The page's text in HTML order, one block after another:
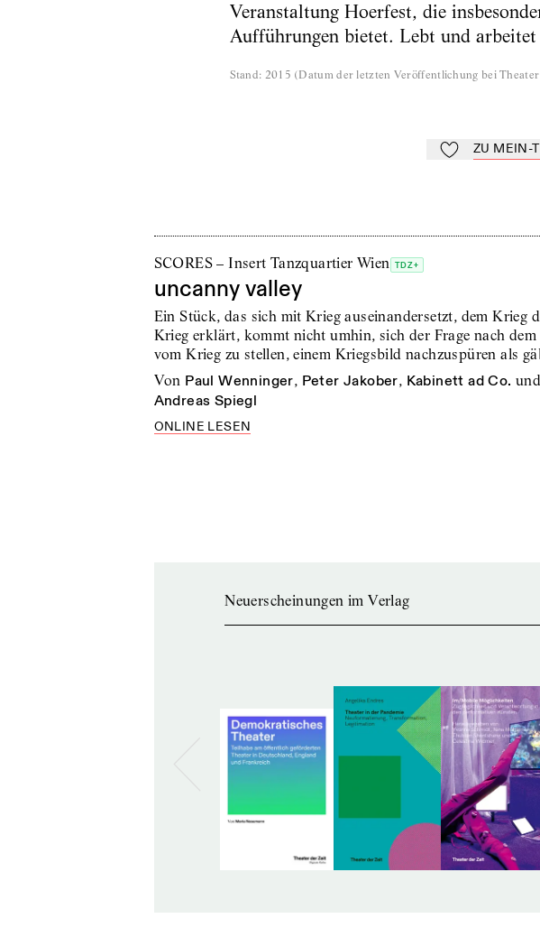
Veranstaltung Hoerfest, die
Aufführungen bietet. Lebt und
Stand: 2015 (Datum der letzten Veröffentlichung bei
Zu Mein-TdZ
ZU MEIN-
SCORES – Insert Tanzquartier Wien TDZ+
uncanny valley
Ein Stück, das sich mit Krieg auseinandersetzt, dem Krieg
Krieg erklärt, kommt nicht umhin, sich der Frage nach
vom Krieg zu stellen, einem Kriegsbild nachzuspüren als
von Paul Wenninger, Peter Jakober, Kabinett ad Co. und
Andreas Spiegl
ONLINE LESEN
Neuerscheinungen im Verlag